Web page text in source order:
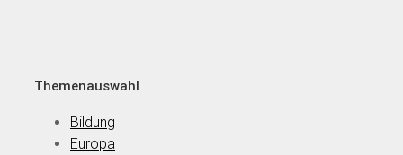
Themenauswahl
Bildung
Europa